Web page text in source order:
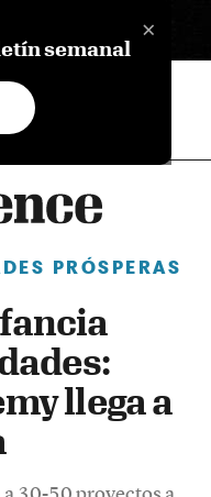
×
semanal
PRÓSPERAS
llega a